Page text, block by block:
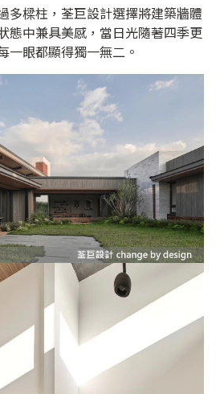
多樑柱，荃巨設計選擇將建築牆體
態中兼具美感，當日光隨著四季更
一眼都顯得獨一無二。